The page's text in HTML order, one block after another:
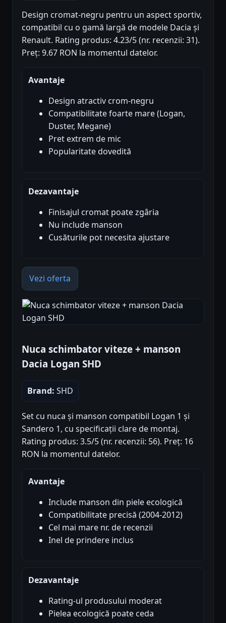
Design cromat-negru pentru un aspect sportiv,
compatibil cu o gamă largă de modele Dacia și
Renault. Rating produs: 4.23/5 (nr. recenzii: 31).
Preț: 9.67 RON la momentul datelor.
Avantaje
Design atractiv crom-negru
Compatibilitate foarte mare (Logan,
Duster, Megane)
Pret extrem de mic
Popularitate dovedită
Dezavantaje
Finisajul cromat poate zgâria
Nu include manson
Cusăturile pot necesita ajustare
Vezi oferta
Nuca schimbator viteze + manson
Dacia Logan SHD
Brand: SHD
Set cu nuca și manson compatibil Logan 1 și
Sandero 1, cu specificații clare de montaj.
Rating produs: 3.5/5 (nr. recenzii: 56). Preț: 16
RON la momentul datelor.
Avantaje
Include manson din piele ecologică
Compatibilitate precisă (2004-2012)
Cel mai mare nr. de recenzii
Inel de prindere inclus
Dezavantaje
Rating-ul produsului moderat
Pielea ecologică poate ceda